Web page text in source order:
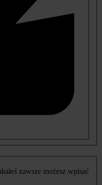
zawsze możesz wpisać